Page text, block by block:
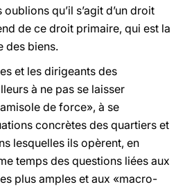
qu’il s’agit d’un droit
de ce droit primaire, qui est la
des biens.
et les dirigeants des
à ne pas se laisser
de force», à se
concrètes des quartiers et
lesquelles ils opèrent, en
temps des questions liées aux
plus amples et aux «macro-